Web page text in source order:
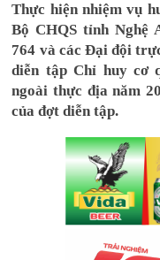
Thực hiện nhiệm vụ
Bộ CHQS tỉnh Nghệ
764 và các Đại đội
diễn tập Chỉ huy cơ
ngoài thực địa năm
của đợt diễn tập.